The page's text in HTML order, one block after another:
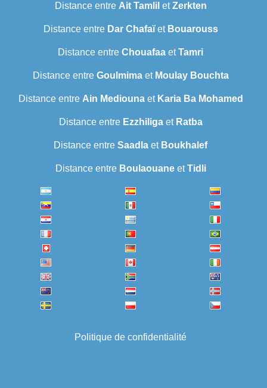
Distance entre Ait Tamlil etZerkten
Distance entre Dar Chafaïet Bouarouss
Distance entre Chouafaa etTamri
Distance entre Goulmimaet Moulay Bouchta
Distance entre Ain Mediounaet Karia Ba Mohamed
Distance entre Ezzhiligaet Ratba
Distance entre Saadla et Boukhalef
Distance entre BoulaouaneetTidli
Politique de confidentialité